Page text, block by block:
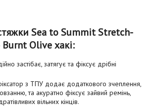
Sea to Summit Stretch-
Olive хакі:
застібає, затягує та фіксує дрібні
з ТПУ додає додаткового зчеплення,
та акуратно фіксує зайвий ремінь,
вільних кінців.